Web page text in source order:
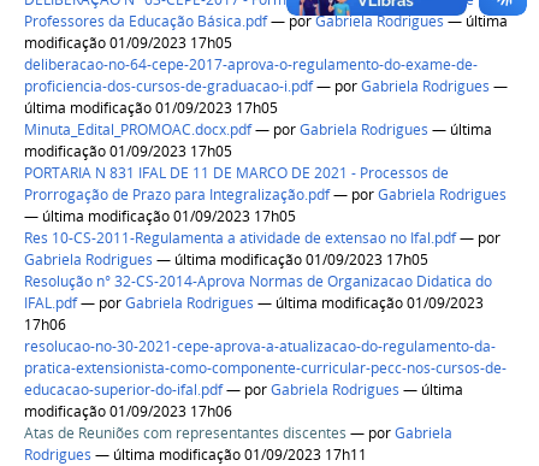
Professores da Educação Básica.pdf— porGabriela Rodrigues— última
modificação 01/09/2023 17h05
deliberacao-no-64-cepe-2017-aprova-o-regulamento-do-exame-de-
proficiencia-dos-cursos-de-graduacao-i.pdf— porGabriela Rodrigues —
última modificação 01/09/2023 17h05
Minuta_Edital_PROMOAC.docx.pdf— porGabriela Rodrigues — última
modificação 01/09/2023 17h05
PORTARIA N 831 IFAL DE 11 DE MARCO DE 2021 - Processos de
Prorrogação de Prazo para Integralização.pdf— porGabriela Rodrigues
— última modificação 01/09/2023 17h05
Res 10-CS-2011-Regulamenta a atividade de extensao no Ifal.pdf— por
Gabriela Rodrigues — última modificação 01/09/2023 17h05
Resolução n° 32-CS-2014-Aprova Normas de Organizacao Didatica do
IFAL.pdf— porGabriela Rodrigues — última modificação 01/09/2023
17h06
resolucao-no-30-2021-cepe-aprova-a-atualizacao-do-regulamento-da-
pratica-extensionista-como-componente-curricular-pecc-nos-cursos-de-
educacao-superior-do-ifal.pdf— porGabriela Rodrigues — última
modificação 01/09/2023 17h06
Atas de Reuniões com representantes discentes — porGabriela
Rodrigues — última modificação 01/09/2023 17h11